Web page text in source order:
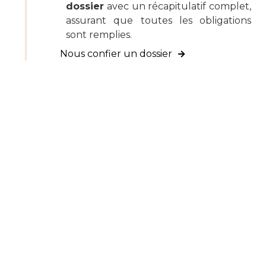
dossier avec un récapitulatif complet,
assurant que toutes les obligations
sont remplies.
Nous confier un dossier
